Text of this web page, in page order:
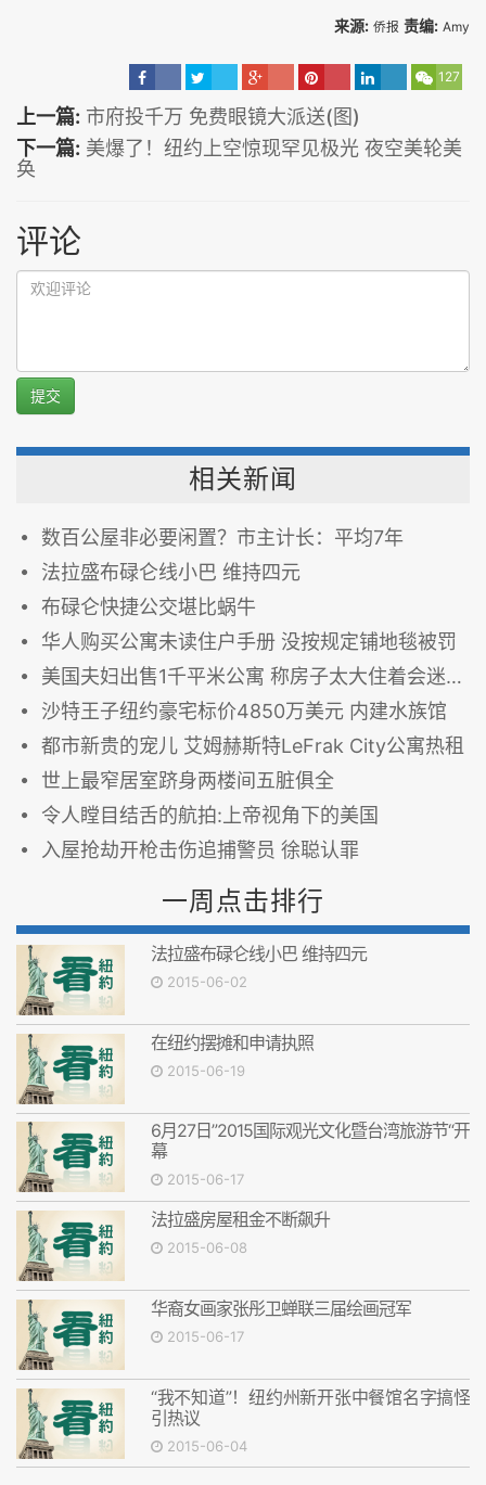
来源: 侨报 责编: Amy
127
上一篇: 市府投千万 免费眼镜大派送(图)
下一篇: 美爆了！纽约上空惊现罕见极光 夜空美轮美
奂
评论
提交
相关新闻
数百公屋非必要闲置？市主计长：平均7年
法拉盛布碌仑线小巴 维持四元
布碌仑快捷公交堪比蜗牛
华人购买公寓未读住户手册 没按规定铺地毯被罚
美国夫妇出售1千平米公寓 称房子太大住着会迷路
沙特王子纽约豪宅标价4850万美元 内建水族馆
都市新贵的宠儿 艾姆赫斯特LeFrak City公寓热租
世上最窄居室跻身两楼间五脏俱全
令人瞠目结舌的航拍:上帝视角下的美国
入屋抢劫开枪击伤追捕警员 徐聪认罪
一周点击排行
法拉盛布碌仑线小巴 维持四元
2015-06-02
在纽约摆摊和申请执照
2015-06-19
6月27日”2015国际观光文化暨台湾旅游节“开
幕
2015-06-17
法拉盛房屋租金不断飙升
2015-06-08
华裔女画家张彤卫蝉联三届绘画冠军
2015-06-17
“我不知道”！纽约州新开张中餐馆名字搞怪
引热议
2015-06-04